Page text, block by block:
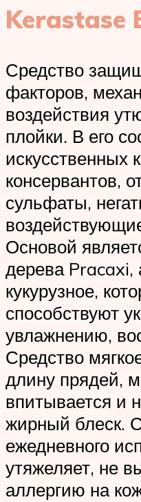
Kerastase
Средство
факторов,
воздействия
плойки. В его
искусственных
консервантов,
сульфаты,
Основой
дерева Pracaxi,
кукурузное,
способствуют
увлажнению,
Средство
длину прядей,
впитывается и
жирный блеск.
ежедневного
утяжеляет, не
аллергию на